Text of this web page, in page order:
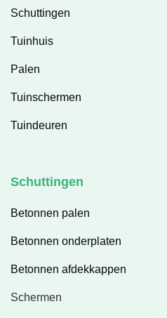
Schuttingen
Tuinhuis
Palen
Tuinschermen
Tuindeuren
Schuttingen
Betonnen palen
Betonnen onderplaten
Betonnen afdekkappen
Schermen